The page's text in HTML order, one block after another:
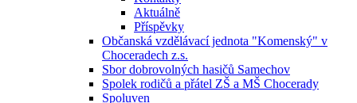
Aktuálně
Příspěvky
Občanská vzdělávací jednota "Komenský" v
Choceradech z.s.
Sbor dobrovolných hasičů Samechov
Spolek rodičů a přátel ZŠ a MŠ Chocerady
Spoluven